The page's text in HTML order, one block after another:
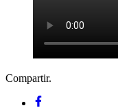
Compartir.